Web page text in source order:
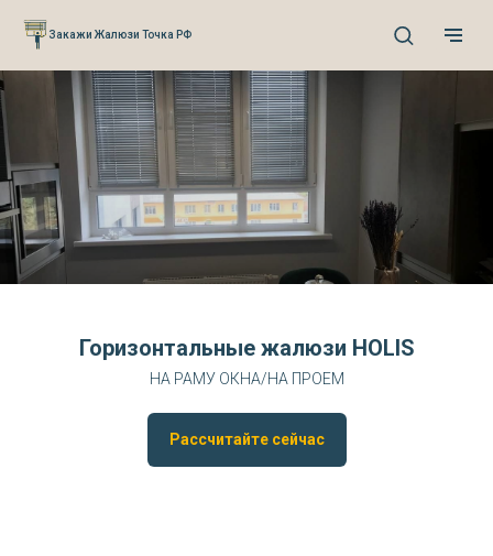
Закажи Жалюзи Точка РФ
Горизонтальные жалюзи HOLIS
НА РАМУ ОКНА/НА ПРОЕМ
Рассчитайте сейчас